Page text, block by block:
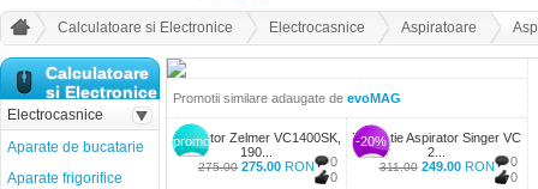
Calculatoare si Electronice Electrocasnice Aspiratoare
Promotii similare adaugate de evoMAG
promo
0
0
Aspirator Zelmer VC1400SK,
190...
275.00 275.00 RON
-20%
0
0
Promotie Aspirator Singer VC
2...
311.00 249.00 RON
Calculatoare
si Electronice
Electrocasnice
Aparate de bucatarie
Aparate frigorifice